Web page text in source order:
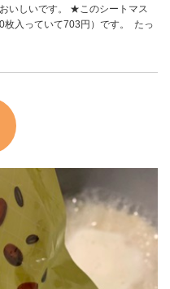
いしいです。 ★このシートマス
枚入っていて703円）です。 たっ